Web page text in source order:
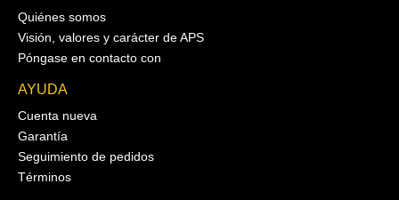
Quiénes somos
Visión, valores y carácter de APS
Póngase en contacto con
AYUDA
Cuenta nueva
Garantía
Seguimiento de pedidos
Términos